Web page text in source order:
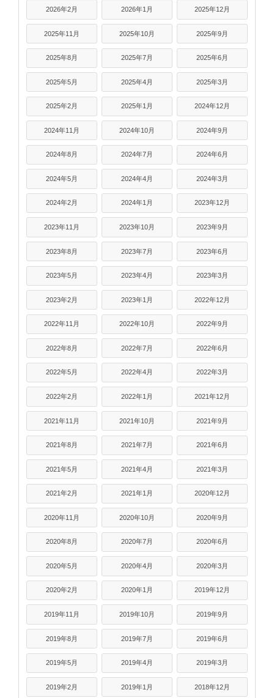
2026年2月 2026年1月 2025年12月
2025年11月 2025年10月 2025年9月
2025年8月 2025年7月 2025年6月
2025年5月 2025年4月 2025年3月
2025年2月 2025年1月 2024年12月
2024年11月 2024年10月 2024年9月
2024年8月 2024年7月 2024年6月
2024年5月 2024年4月 2024年3月
2024年2月 2024年1月 2023年12月
2023年11月 2023年10月 2023年9月
2023年8月 2023年7月 2023年6月
2023年5月 2023年4月 2023年3月
2023年2月 2023年1月 2022年12月
2022年11月 2022年10月 2022年9月
2022年8月 2022年7月 2022年6月
2022年5月 2022年4月 2022年3月
2022年2月 2022年1月 2021年12月
2021年11月 2021年10月 2021年9月
2021年8月 2021年7月 2021年6月
2021年5月 2021年4月 2021年3月
2021年2月 2021年1月 2020年12月
2020年11月 2020年10月 2020年9月
2020年8月 2020年7月 2020年6月
2020年5月 2020年4月 2020年3月
2020年2月 2020年1月 2019年12月
2019年11月 2019年10月 2019年9月
2019年8月 2019年7月 2019年6月
2019年5月 2019年4月 2019年3月
2019年2月 2019年1月 2018年12月